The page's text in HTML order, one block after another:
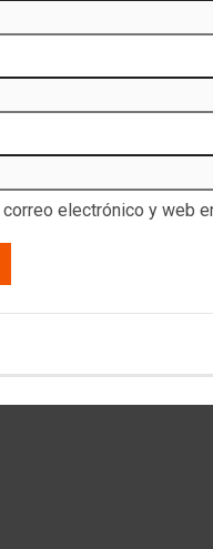
correo electrónico y web